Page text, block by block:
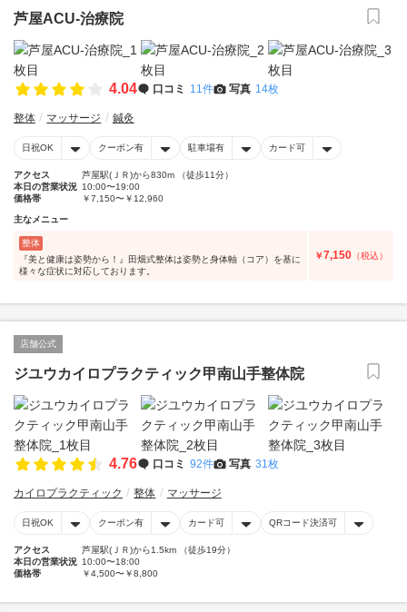
芦屋ACU-治療院
4.04 口コミ 11件 写真 14枚
整体 マッサージ 鍼灸
日祝OK クーポン有 駐車場有 カード可
アクセス
芦屋駅(ＪＲ)から830m （徒歩11分）
本日の営業状況 10:00〜19:00
価格帯
￥7,150〜￥12,960
主なメニュー
整体
『美と健康は姿勢から！』田畑式整体は姿勢と身体軸（コア）を基に
様々な症状に対応しております。
￥7,150 （税込）
店舗公式
ジユウカイロプラクティック甲南山手整体院
4.76 口コミ 92件 写真 31枚
カイロプラクティック 整体 マッサージ
日祝OK クーポン有 カード可 QRコード決済可
アクセス
芦屋駅(ＪＲ)から1.5km （徒歩19分）
本日の営業状況 10:00〜18:00
価格帯
￥4,500〜￥8,800